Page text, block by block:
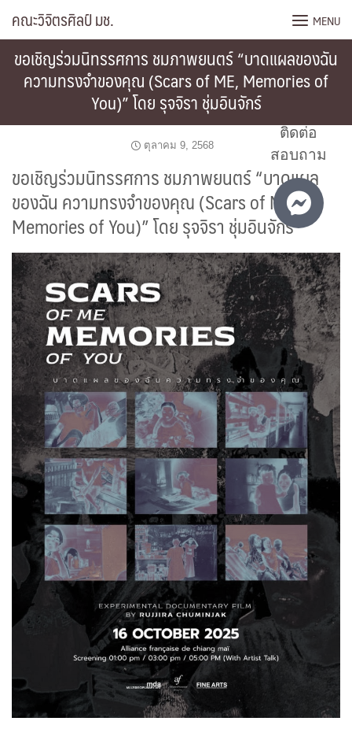
คณะวิจิตรศิลป์ มช. MENU
ขอเชิญร่วมนิทรรศการ ชมภาพยนตร์ “บาดแผลของฉัน
ความทรงจำของคุณ (Scars of ME, Memories of
You)” โดย รุจจิรา ชุ่มอินจักร์
ตุลาคม 9, 2568
ขอเชิญร่วมนิทรรศการ ชมภาพยนตร์ “บาดแผล
ของฉัน ความทรงจำของคุณ (Scars of ME,
Memories of You)” โดย รุจจิรา ชุ่มอินจักร์
ติดต่อ
สอบถาม